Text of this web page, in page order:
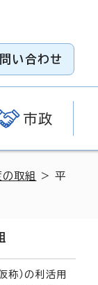
い合わせ
市政
取組 > 平
称）の利活用